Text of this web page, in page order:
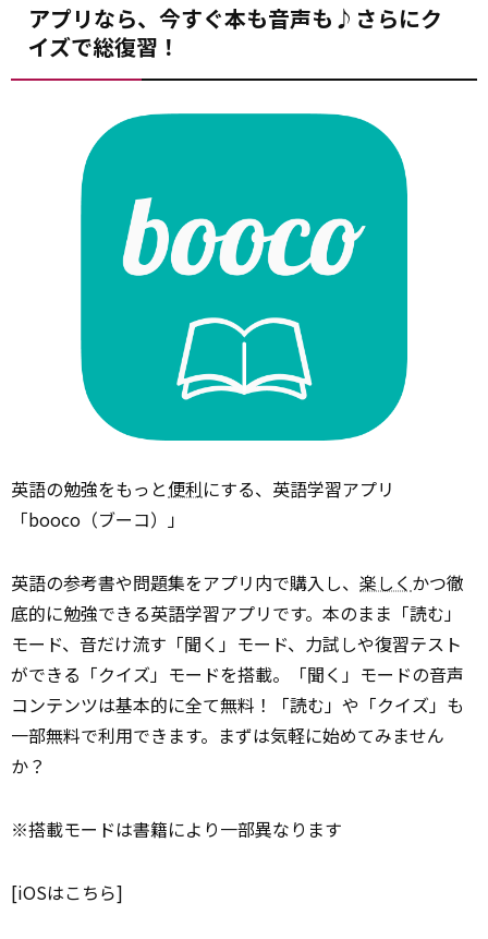
アプリなら、今すぐ本も音声も♪さらにク
イズで総復習！
英語の勉強をもっと便利にする、英語学習アプリ
「booco（ブーコ）」
英語の参考書や問題集をアプリ内で購入し、 楽しく かつ徹
底的に勉強できる英語学習アプリです。本のまま「読む」
モード、音だけ流す「聞く」モード、力試しや復習テスト
ができる「クイズ」モードを搭載。「聞く」モードの音声
コンテンツは基本的に全て無料！「読む」や「クイズ」も
一部無料で利用できます。まずは気軽に始めてみません
か？
※搭載モードは書籍により一部異なります
[iOSはこちら]